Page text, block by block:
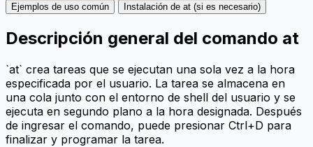
Ejemplos de uso común
Instalación de at (si es necesario)
Descripción general del comando at
`at` crea tareas que se ejecutan una sola vez a la hora
especificada por el usuario. La tarea se almacena en
una cola junto con el entorno de shell del usuario y se
ejecuta en segundo plano a la hora designada. Después
de ingresar el comando, puede presionar Ctrl+D para
finalizar y programar la tarea.